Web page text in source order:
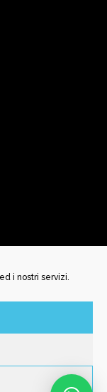
i nostri servizi.
29 | 25037
| SDI